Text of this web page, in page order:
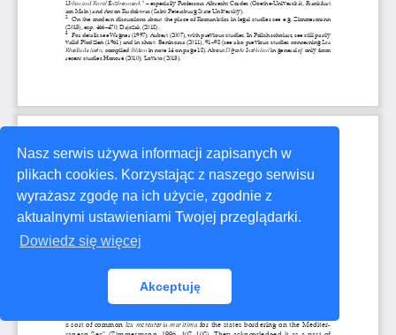
Nasz serwis używa informacji zapisanych w
plikach cookies. Korzystając z naszego serwisu
wyrażasz zgodę na ich użycie, zgodnie z
aktualnymi ustawieniami Twojej przeglądarki.
Dowiedz się więcej
Akceptuję